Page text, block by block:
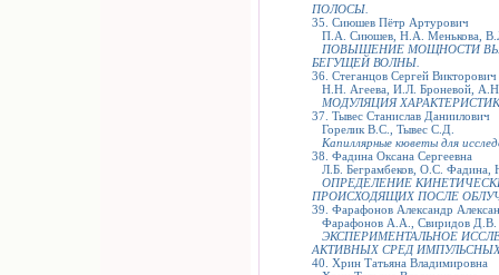
ПОЛОСЫ.
35. Сиюшев Пётр Артурович
П.А. Сиюшев, Н.А. Менькова,
ПОВЫШЕНИЕ МОЩНОСТИ
БЕГУЩЕЙ ВОЛНЫ.
36. Стеганцов Сергей Викторович
Н.Н. Агеева, И.Л. Броневой,
МОДУЛЯЦИЯ
37. Тывес Станислав Даниилович
Горелик В.С., Тывес С.Д.
Капиллярные кюветы для
38. Фадина Оксана Сергеевна
Л.Б. Беграмбеков, О.С. Фадина,
ОПРЕДЕЛЕНИЕ
ПРОИСХОДЯЩИХ ПОСЛЕ
39. Фарафонов Александр
Фарафонов А.А., Свиридов Д.В.
ЭКСПЕРИМЕНТАЛЬНОЕ
АКТИВНЫХ СРЕД
40. Хрин Татьяна Владимировна